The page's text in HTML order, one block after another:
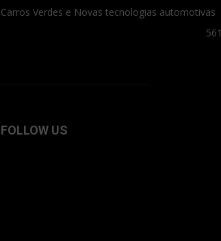
Carros Verdes e Novas tecnologias automotivas
561
FOLLOW US